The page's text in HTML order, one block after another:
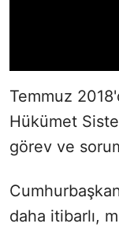
Temmuz
Hükümet
görev ve
daha itibarlı,